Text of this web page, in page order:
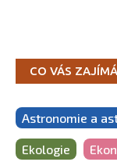
CO VÁS
Astronomie a
Ekologie